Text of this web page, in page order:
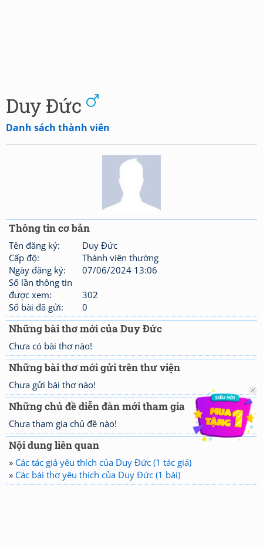
Duy Đức
Danh sách thành viên
Thông tin cơ bản
Tên đăng ký:
Duy Đức
Cấp độ:
Thành viên thường
Ngày đăng ký:
07/06/2024 13:06
Số lần thông tin
được xem:
302
Số bài đã gửi:
0
Những bài thơ mới của Duy Đức
Chưa có bài thơ nào!
Những bài thơ mới gửi trên thư viện
Chưa gửi bài thơ nào!
Những chủ đề diễn đàn mới tham gia
Chưa tham gia chủ đề nào!
Nội dung liên quan
» Các tác giả yêu thích của Duy Đức (1 tác giả)
» Các bài thơ yêu thích của Duy Đức (1 bài)